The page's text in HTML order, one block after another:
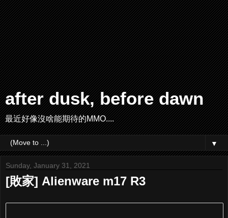
after dusk, before dawn
最近好像沒啥能期待的MMO....
▼
Sunday, January 31, 2021
[敗家] Alienware m17 R3